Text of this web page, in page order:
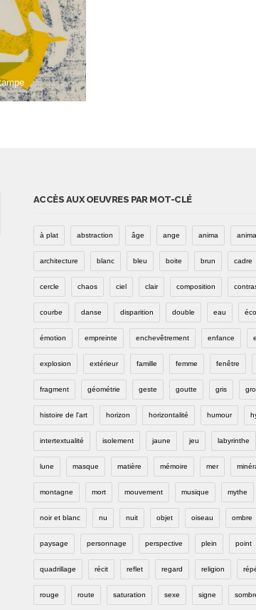
ACCÈS AUX OEUVRES PAR MOT-CLÉ
à plat abstraction âge ange anima
architecture blanc bleu boite brun cadre
cercle chaos ciel clair composition
courbe danse disparition double eau
émotion empreinte enchevêtrement enfance
explosion extérieur famille femme fenêtre
fragment géométrie geste goutte gris
histoire de l'art horizon horizontalité humour
intertextualité isolement jaune jeu labyrinthe
lune masque matière mémoire mer
montagne mort mouvement musique mythe
noir et blanc nu nuit objet oiseau ombre
paysage personnage perspective plein point
quadrillage récit reflet regard religion
rouge route saturation sexe signe